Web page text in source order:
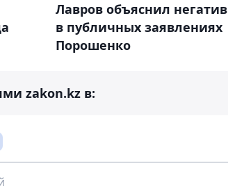
Лавров объяснил негатив
в публичных заявлениях
Порошенко
zakon.kz в: